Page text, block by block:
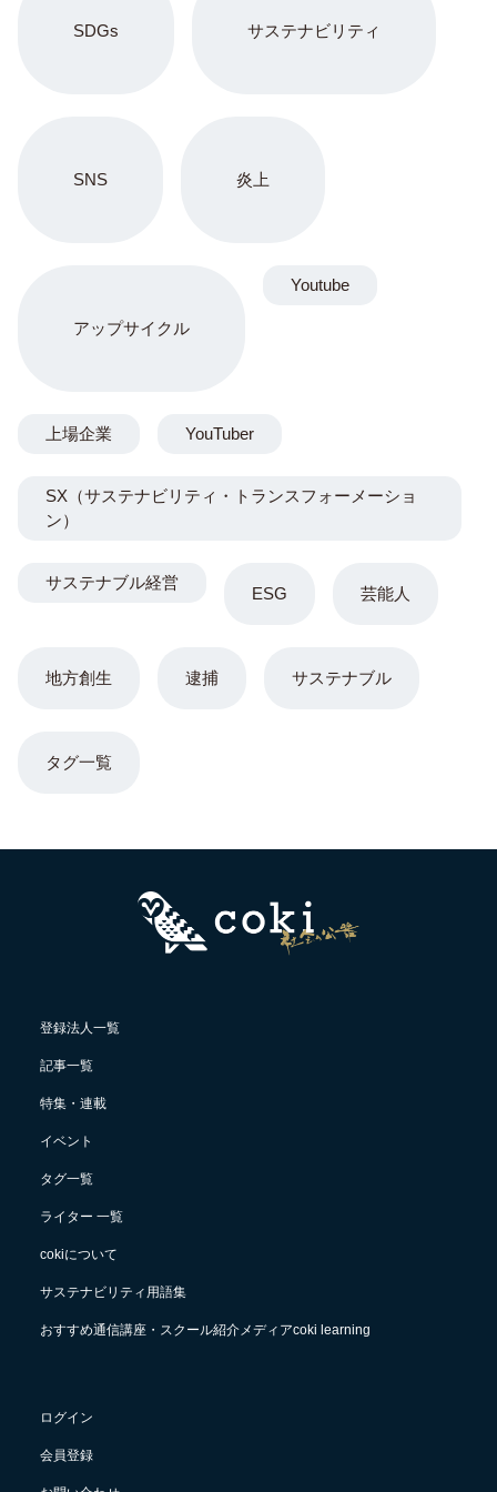
SDGs サステナビリティ
SNS 炎上
アップサイクル
ESG 芸能人
地方創生 逮捕 サステナブル
Youtube
上場企業 YouTuber
SX（サステナビリティ・トランスフォーメーショ
ン）
サステナブル経営
タグ一覧
登録法人一覧
記事一覧
特集・連載
イベント
タグ一覧
ライター 一覧
cokiについて
サステナビリティ用語集
おすすめ通信講座・スクール紹介メディアcoki learning
ログイン
会員登録